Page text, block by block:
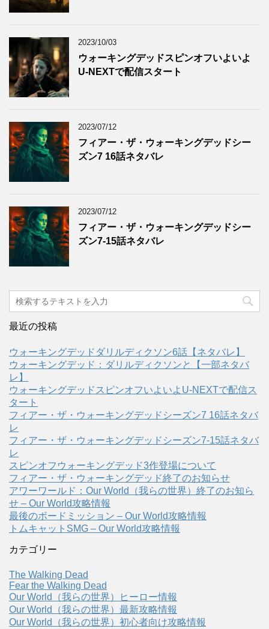
2023/10/03
ウォーキングデッドスピンオフいよいよ
U-NEXTで配信スタート
2023/07/12
フィアー・ザ・ウォーキングデッドシー
ズン7 16話ネタバレ
2023/07/12
フィアー・ザ・ウォーキングデッドシー
ズン7-15話ネタバレ
最近の投稿
ウォーキングデッドダリルディクソン6話【ネタバレ】
ウォーキングデッド：ダリルディクソンと【一部ネタバ
レ】
ウォーキングデッドスピンオフいよいよU-NEXTで配信ス
タート
フィアー・ザ・ウォーキングデッドシーズン7 16話ネタバ
レ
フィアー・ザ・ウォーキングデッドシーズン7-15話ネタバ
レ
スピンオフウォーキングデッド3作登場について
フィアー・ザ・ウォーキングデッド終了のお知らせ
アワーワールド：Our World（我らの世界）終了のお知ら
せ – Our World攻略情報
最後のボードミッション – Our World攻略情報
トムキャットSMG – Our World攻略情報
カテゴリー
The Walking Dead
Fear the Walking Dead
Our World（我らの世界）ヒーロー情報
Our World（我らの世界）最新攻略情報
Our World（我らの世界）初心者向け攻略情報